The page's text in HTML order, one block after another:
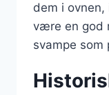
dem i
være en god
svampe som